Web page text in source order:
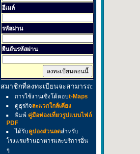
อีเมล์
รหัสผ่าน
ยืนยันรหัสผ่าน
สมาชิกที่ลงทะเบียนจะสามารถ:
การใช้งานเชิงโต้ตอบt-Maps
ดูธุรกิจละแวกใกล้เคียง
พิมพ์ คู่มือท่องเที่ยวรูปแบบไฟล์
PDF
ได้รับคูปองส่วนลดสำหรับ
โรงแรมร้านอาหารและบริการอื่น
ๆ